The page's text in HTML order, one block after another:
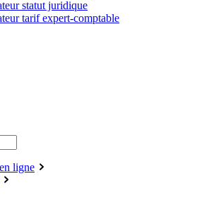
statut juridique
tarif expert-comptable
ligne